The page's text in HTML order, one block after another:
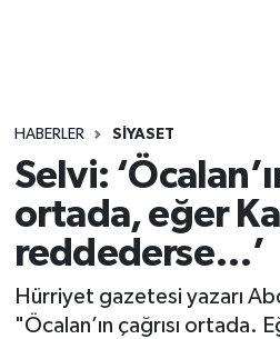
HABERLER SIYASET
Selvi:
ortada, eğer
reddederse…’
Hürriyet gazetesi yazarı
"Öcalan’ın çağrısı ortada.